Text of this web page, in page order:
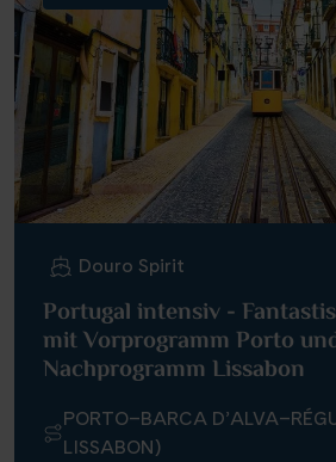
Douro Spirit
Portugal intensiv -
mit Vorprogramm Porto
Nachprogramm Lissabon
PORTO–BARCA
LISSABON)